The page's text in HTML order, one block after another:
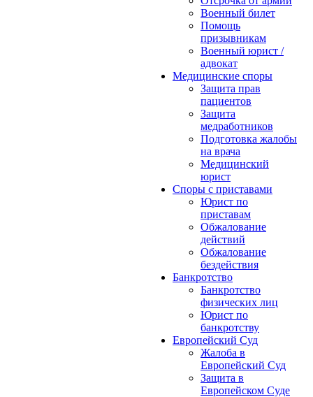
Военный билет
Помощь
призывникам
Военный юрист /
адвокат
Медицинские споры
Защита прав
пациентов
Защита
медработников
Подготовка жалобы
на врача
Медицинский
юрист
Споры с приставами
Юрист по
приставам
Обжалование
действий
Обжалование
бездействия
Банкротство
Банкротство
физических лиц
Юрист по
банкротству
Европейский Суд
Жалоба в
Европейский Суд
Защита в
Европейском Суде